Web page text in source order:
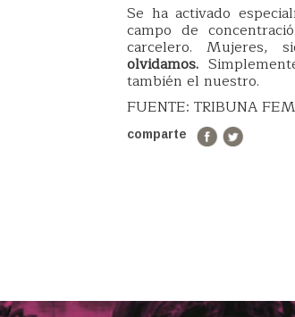
Se ha activado
campo de
carcelero. Mujeres,
olvidamos.
también el nuestro.
FUENTE: TRIBUNA
comparte